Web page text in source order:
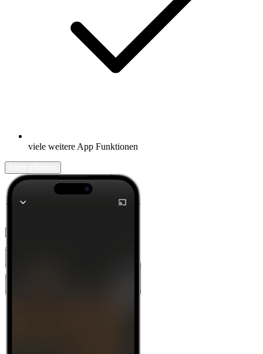
viele weitere App Funktionen